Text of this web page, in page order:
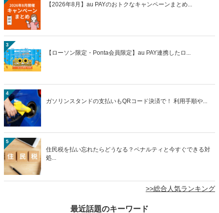
【2026年8月】au PAYのおトクなキャンペーンまとめ...
3
【ローソン限定・Ponta会員限定】au PAY連携したロ...
4
ガソリンスタンドの支払いもQRコード決済で！ 利用手順や...
5
住民税を払い忘れたらどうなる？ペナルティと今すぐできる対
処...
>>総合人気ランキング
最近話題のキーワード